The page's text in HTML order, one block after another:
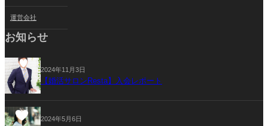
運営会社
お知らせ
2024年11月3日
【婚活サロンResta】入会レポート
2024年5月6日